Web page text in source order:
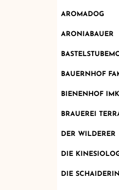
AROMADOG
ARONIABAUER
BAUERNHOF
BIENENHOF
BRAUEREI
DER WILDERER
DIE
DIE SCHAIDERIN